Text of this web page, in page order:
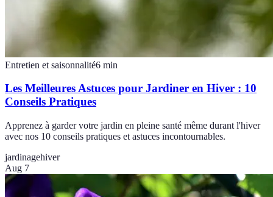
Entretien et saisonnalité6 min
Les Meilleures Astuces pour Jardiner en Hiver : 10
Conseils Pratiques
Apprenez à garder votre jardin en pleine santé même durant l'hiver
avec nos 10 conseils pratiques et astuces incontournables.
jardinagehiver
Aug 7